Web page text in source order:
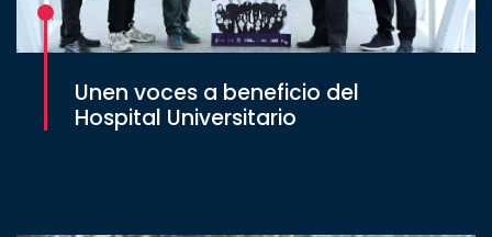
Unen voces a beneficio del
Hospital Universitario